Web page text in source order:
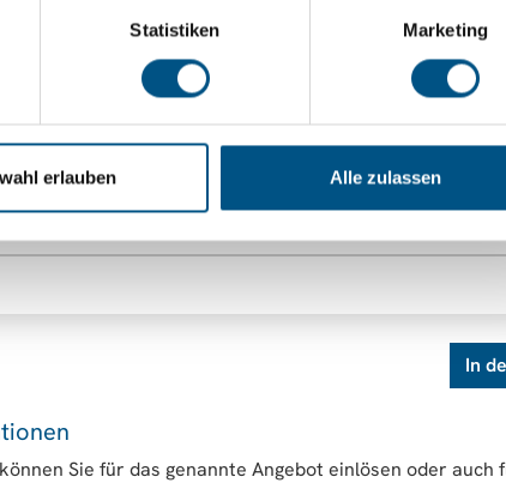
Statistiken Marketing
erlauben Alle zulassen
In
Sie für das genannte Angebot einlösen oder auch